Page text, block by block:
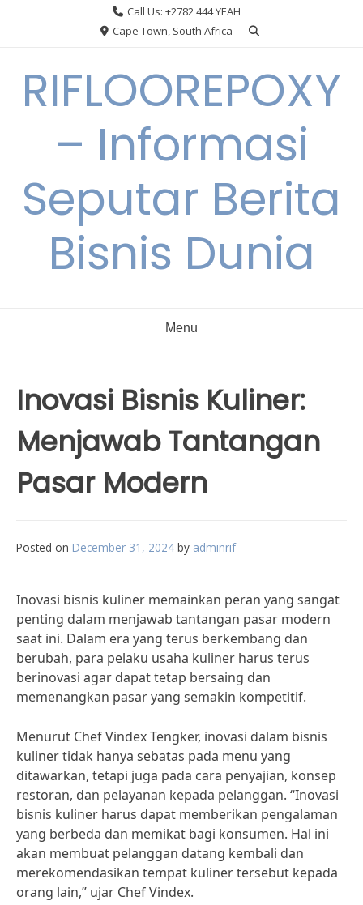
Call Us: +2782 444 YEAH
Cape Town, South Africa
RIFLOOREPOXY
– Informasi
Seputar Berita
Bisnis Dunia
Menu
Inovasi Bisnis Kuliner:
Menjawab Tantangan
Pasar Modern
Posted on December 31, 2024 by adminrif
Inovasi bisnis kuliner memainkan peran yang sangat
penting dalam menjawab tantangan pasar modern
saat ini. Dalam era yang terus berkembang dan
berubah, para pelaku usaha kuliner harus terus
berinovasi agar dapat tetap bersaing dan
memenangkan pasar yang semakin kompetitif.
Menurut Chef Vindex Tengker, inovasi dalam bisnis
kuliner tidak hanya sebatas pada menu yang
ditawarkan, tetapi juga pada cara penyajian, konsep
restoran, dan pelayanan kepada pelanggan. “Inovasi
bisnis kuliner harus dapat memberikan pengalaman
yang berbeda dan memikat bagi konsumen. Hal ini
akan membuat pelanggan datang kembali dan
merekomendasikan tempat kuliner tersebut kepada
orang lain,” ujar Chef Vindex.